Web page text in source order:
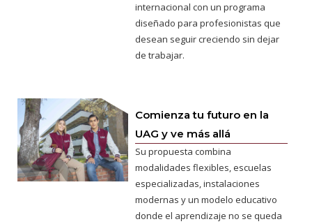
internacional con un programa
diseñado para profesionistas que
desean seguir creciendo sin dejar
de trabajar.
Comienza tu futuro en la
UAG y ve más allá
Su propuesta combina
modalidades flexibles, escuelas
especializadas, instalaciones
modernas y un modelo educativo
donde el aprendizaje no se queda